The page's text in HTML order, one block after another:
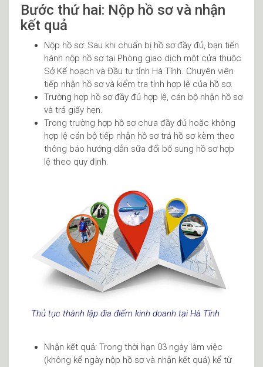
Bước thứ hai: Nộp hồ sơ và nhận
kết quả
Nộp hồ sơ: Sau khi chuẩn bị hồ sơ đầy đủ, bạn tiến
hành nộp hồ sơ tại Phòng giao dịch một cửa thuộc
Sở Kế hoạch và Đầu tư tỉnh Hà Tĩnh. Chuyên viên
tiếp nhận hồ sơ và kiểm tra tính hợp lệ của hồ sơ.
Trường hợp hồ sơ đầy đủ hợp lệ, cán bộ nhận hồ sơ
và trả giấy hẹn.
Trong trường hợp hồ sơ chưa đầy đủ hoặc không
hợp lệ cán bộ tiếp nhận hồ sơ trả hồ sơ kèm theo
thông báo hướng dẫn sữa đổi bố sung hồ sơ hợp
lệ theo quy định.
Thủ tục thành lập đia điểm kinh doanh tại Hà Tĩnh
Nhận kết quả: Trong thời hạn 03 ngày làm việc
(không kể ngày nộp hồ sơ và nhận kết quả) kể từ